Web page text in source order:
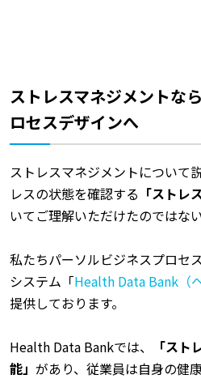
ストレスマネジメントな
ロセスデザインへ
ストレスマネジメントについて
レスの状態を確認する 「ストレ
いてご理解いただけたのではな
私たちパーソルビジネスプロセ
システム「Health Data Bank（
提供しております。
Health Data Bankでは、
「ス
能」 があり、従業員は自身の健